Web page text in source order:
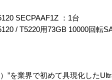
SECPAAF1Z ：1台
/ T5220用73GB 10000回転
”を業界で初めて具現化した